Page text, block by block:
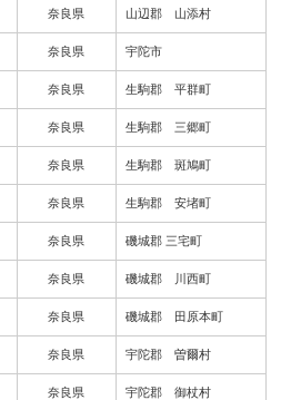
奈良県 山辺郡 山添村
奈良県 宇陀市
奈良県 生駒郡 平群町
奈良県 生駒郡 三郷町
奈良県 生駒郡 斑鳩町
奈良県 生駒郡 安堵町
奈良県 磯城郡 三宅町
奈良県 磯城郡 川西町
奈良県 磯城郡 田原本町
奈良県 宇陀郡 曽爾村
奈良県 宇陀郡 御杖村